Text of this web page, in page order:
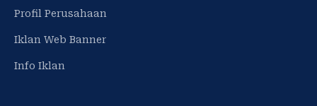
Profil Perusahaan
Iklan Web Banner
Info Iklan